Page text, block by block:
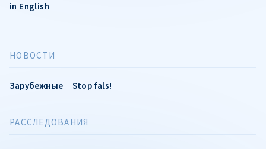
in English
НОВОСТИ
Зарубежные Stop fals!
РАССЛЕДОВАНИЯ